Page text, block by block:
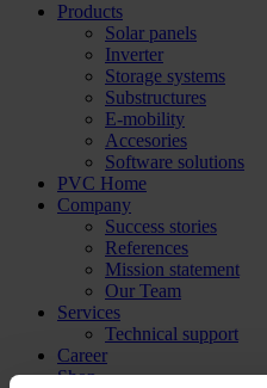
Products
Solar panels
Inverter
Storage systems
Substructures
E-mobility
Accesories
Software solutions
PVC Home
Company
Success stories
References
Mission statement
Our Team
Services
Technical support
Career
Shop